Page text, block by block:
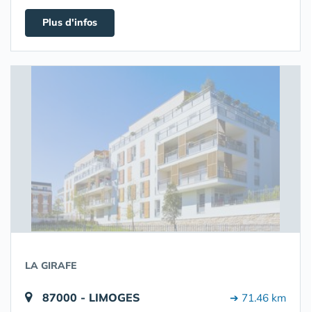
Plus d'infos
LA GIRAFE
87000 - LIMOGES ➔ 71.46 km